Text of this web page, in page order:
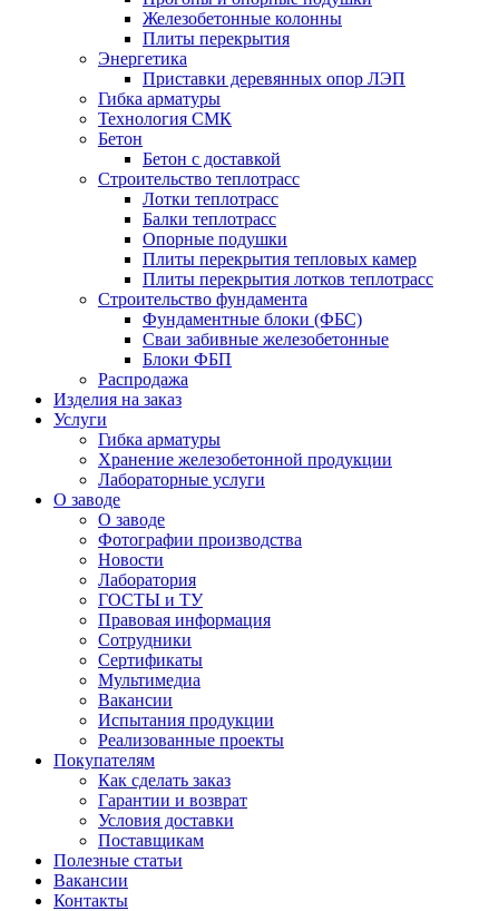
Железобетонные колонны
Плиты перекрытия
Энергетика
Приставки деревянных опор ЛЭП
Гибка арматуры
Технология СМК
Бетон
Бетон с доставкой
Строительство теплотрасс
Лотки теплотрасс
Балки теплотрасс
Опорные подушки
Плиты перекрытия тепловых камер
Плиты перекрытия лотков теплотрасс
Строительство фундамента
Фундаментные блоки (ФБС)
Сваи забивные железобетонные
Блоки ФБП
Распродажа
Изделия на заказ
Услуги
Гибка арматуры
Хранение железобетонной продукции
Лабораторные услуги
О заводе
О заводе
Фотографии производства
Новости
Лаборатория
ГОСТЫ и ТУ
Правовая информация
Сотрудники
Сертификаты
Мультимедиа
Вакансии
Испытания продукции
Реализованные проекты
Покупателям
Как сделать заказ
Гарантии и возврат
Условия доставки
Поставщикам
Полезные статьи
Вакансии
Контакты